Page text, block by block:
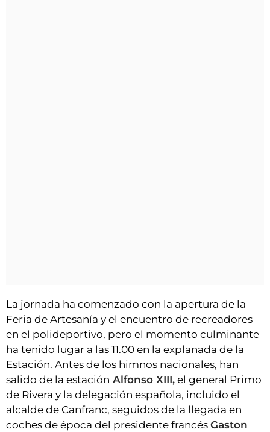
La jornada ha comenzado con la apertura de la
Feria de Artesanía y el encuentro de recreadores
en el polideportivo, pero el momento culminante
ha tenido lugar a las 11.00 en la explanada de la
Estación. Antes de los himnos nacionales, han
salido de la estación Alfonso XIII, el general Primo
de Rivera y la delegación española, incluido el
alcalde de Canfranc, seguidos de la llegada en
coches de época del presidente francés Gaston